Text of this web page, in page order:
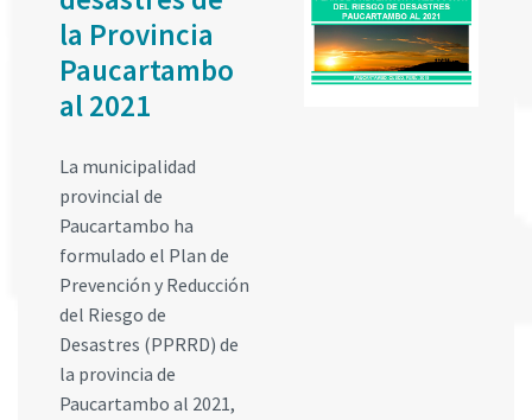
la Provincia
Paucartambo
al 2021
La municipalidad
provincial de
Paucartambo ha
formulado el Plan de
Prevención y Reducción
del Riesgo de
Desastres (PPRRD) de
la provincia de
Paucartambo al 2021,